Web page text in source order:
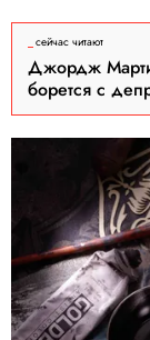
сейчас читают
Джордж
борется с